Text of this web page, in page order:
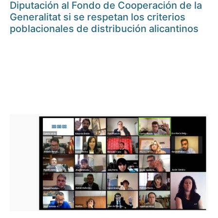
Diputación al Fondo de Cooperación de la
Generalitat si se respetan los criterios
poblacionales de distribución alicantinos